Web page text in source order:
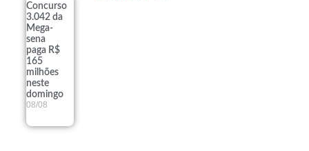
Concurso
3.042 da
Mega-
sena
paga R$
165
milhões
neste
domingo
08/08